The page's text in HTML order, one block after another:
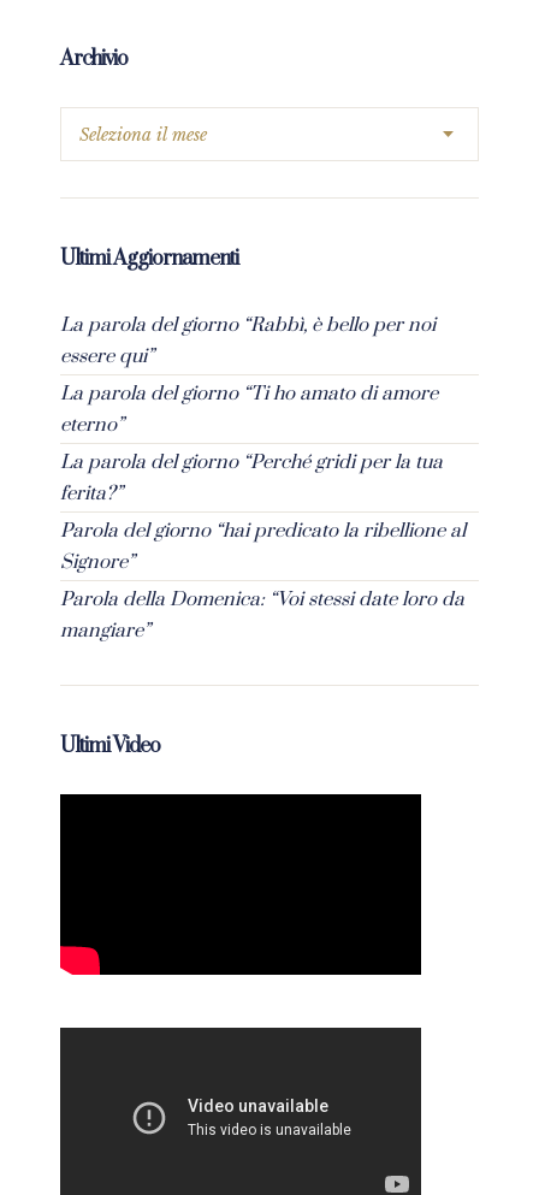
Archivio
Ultimi Aggiornamenti
La parola del giorno “Rabbì, è bello per noi
essere qui”
La parola del giorno “Ti ho amato di amore
eterno”
La parola del giorno “Perché gridi per la tua
ferita?”
Parola del giorno “hai predicato la ribellione al
Signore”
Parola della Domenica: “Voi stessi date loro da
mangiare”
Ultimi Video